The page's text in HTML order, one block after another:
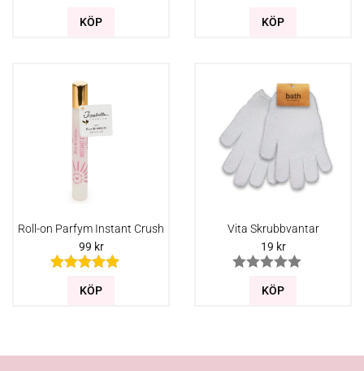
KÖP KÖP
Roll-on Parfym Instant Crush
99 kr
KÖP
Vita Skrubbvantar
19 kr
KÖP